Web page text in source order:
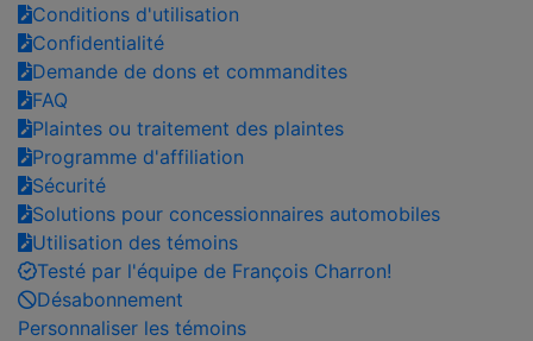
Conditions d'utilisation
Confidentialité
Demande de dons et commandites
FAQ
Plaintes ou traitement des plaintes
Programme d'affiliation
Sécurité
Solutions pour concessionnaires automobiles
Utilisation des témoins
Testé par l'équipe de François Charron!
Désabonnement
Personnaliser les témoins